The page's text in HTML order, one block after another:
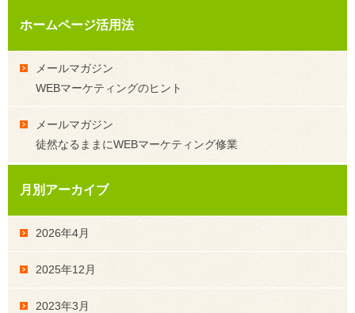
ホームページ活用法
メールマガジン
WEBマーケティングのヒント
メールマガジン
徒然なるままにWEBマーケティング修業
月別アーカイブ
2026年4月
2025年12月
2023年3月